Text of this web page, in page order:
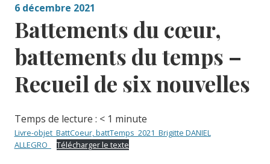
6 décembre 2021
Battements du cœur,
battements du temps –
Recueil de six nouvelles
Temps de lecture : < 1 minute
Livre-objet_BattCoeur, battTemps_2021_Brigitte DANIEL
ALLEGRO_
Télécharger le texte